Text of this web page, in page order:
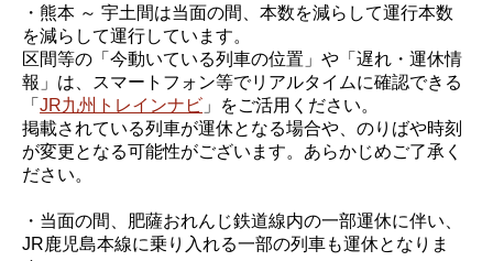
・熊本 ～ 宇土間は当面の間、本数を減らして運行本数
を減らして運行しています。
区間等の「今動いている列車の位置」や「遅れ・運休情
報」は、スマートフォン等でリアルタイムに確認できる
「JR九州トレインナビ 」をご活用ください。
掲載されている列車が運休となる場合や、のりばや時刻
が変更となる可能性がございます。あらかじめご了承く
ださい。
・当面の間、肥薩おれんじ鉄道線内の一部運休に伴い、
JR鹿児島本線に乗り入れる一部の列車も運休となりま